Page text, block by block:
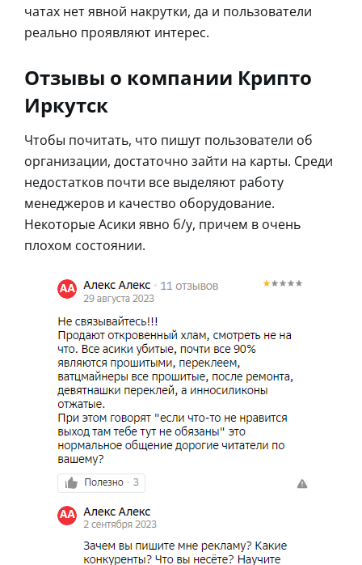
чатах нет явной накрутки, да и пользователи
реально проявляют интерес.
Отзывы о компании Крипто
Иркутск
Чтобы почитать, что пишут пользователи об
организации, достаточно зайти на карты. Среди
недостатков почти все выделяют работу
менеджеров и качество оборудование.
Некоторые Асики явно б/у, причем в очень
плохом состоянии.